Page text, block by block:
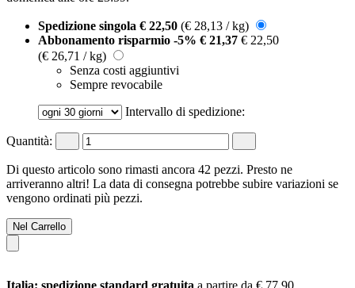
Spedizione singola € 22,50 (€ 28,13 / kg)
Abbonamento risparmio -5% € 21,37 € 22,50
(€ 26,71 / kg)
Senza costi aggiuntivi
Sempre revocabile
Intervallo di spedizione:
Quantità:
Di questo articolo sono rimasti ancora 42 pezzi. Presto ne
arriveranno altri! La data di consegna potrebbe subire variazioni se
vengono ordinati più pezzi.
Nel Carrello
Italia: spedizione standard gratuita a partire da € 77,90